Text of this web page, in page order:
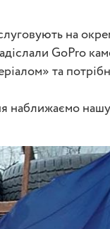
на
GoPro
та
наближаємо